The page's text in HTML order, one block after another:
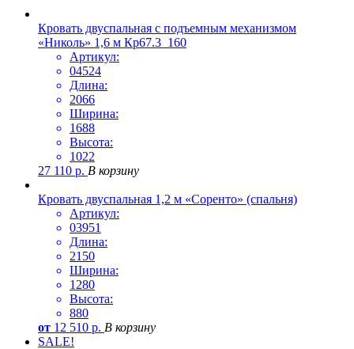
Кровать двуспальная с подъемным механизмом
«Николь» 1,6 м Кр67.3_160
Артикул:
04524
Длина:
2066
Ширина:
1688
Высота:
1022
27 110 р. В корзину
Кровать двуспальная 1,2 м «Соренто» (спальня)
Артикул:
03951
Длина:
2150
Ширина:
1280
Высота:
880
от 12 510 р. В корзину
SALE!